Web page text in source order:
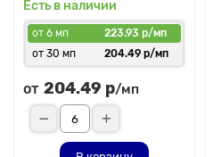
Есть в наличии
от 6 мп
223.93 р/мп
от 30 мп
204.49 р/мп
от 204.49 р/мп